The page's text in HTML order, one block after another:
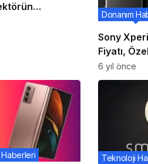
Kaldıraç Etkisi
Sony
Fiyatı,
Videosu
Donanım
6 yıl önce
Teknoloji